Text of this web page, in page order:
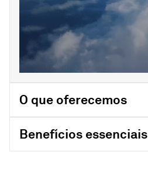
O que oferecemos
Benefícios essenciais